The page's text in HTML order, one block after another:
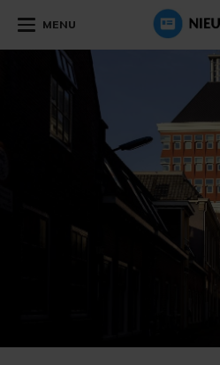
MENU